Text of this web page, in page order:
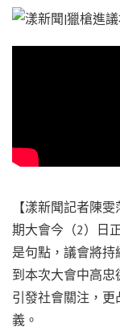
【漾新聞記者陳
期大會今（2）日
是句點，議會將
到本次大會中高
引發社會關注，
義。